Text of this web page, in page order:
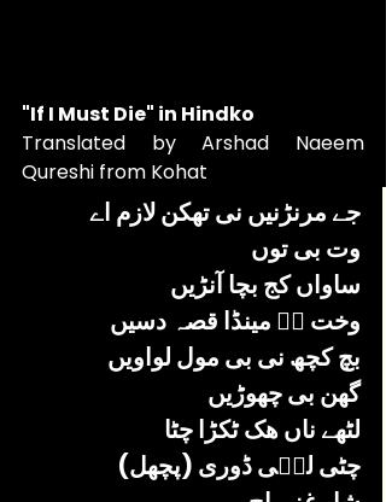
"If I Must Die" in Hindko
Translated by Arshad Naeem
Qureshi from Kohat
جے مرنڑنیں نی تھکن لازم اے
وت بی توں
ساواں کج بچا آنڑیں
وخت کؔ مینڈا قصہ دسیں
بچ کچھ نی بی مول لواویں
گھن بی چھوڑیں
لٹھے ناں ھک ٹکڑا چٹا
چٹی لمؔی ڈوری (پچھل)